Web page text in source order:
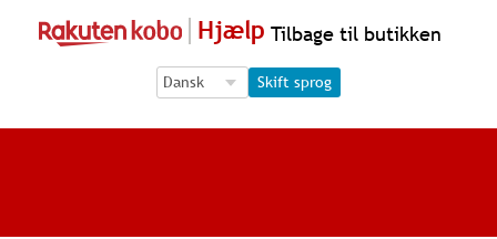
Hjælp Tilbage til butikken
Language Selection
Language Selection
Skift sprog